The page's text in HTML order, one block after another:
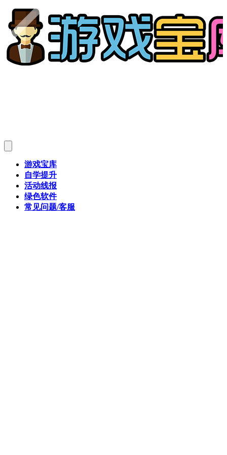
游戏宝库
自学提升
活动线报
绿色软件
常见问题/客服